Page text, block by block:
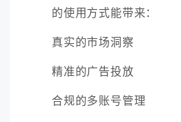
的使用方式能带来：
真实的市场洞察
精准的广告投放
合规的多账号管理